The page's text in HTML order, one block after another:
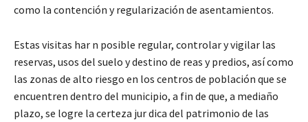
como la contención y regularización de asentamientos.
Estas visitas har n posible regular, controlar y vigilar las
reservas, usos del suelo y destino de reas y predios, así como
las zonas de alto riesgo en los centros de población que se
encuentren dentro del municipio, a fin de que, a mediaño
plazo, se logre la certeza jur dica del patrimonio de las